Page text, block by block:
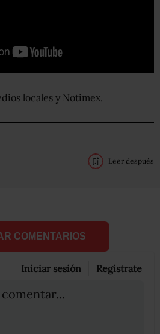
locales y Notimex.
Leer después
COMENTARIOS
Iniciar sesión Registrate